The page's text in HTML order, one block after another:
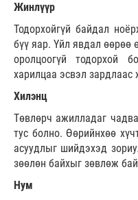
Жинлүүр
Тодорхойгүй байдал
бүү яар. Үйл явдал өөрөө
оролцоогүй тодорхой
харилцаа эсвэл зардлаас
Хилэнц
Төвлөрч ажилладаг
тус болно. Өөрийнхөө
асуудлыг шийдэхэд
зөөлөн байхыг зөвлөж
Нум